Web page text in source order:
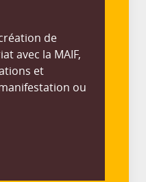
de
avec la MAIF,
et
ou